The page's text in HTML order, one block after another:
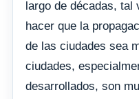
largo de décadas,
hacer que la
de las ciudades sea
ciudades,
desarrollados, son